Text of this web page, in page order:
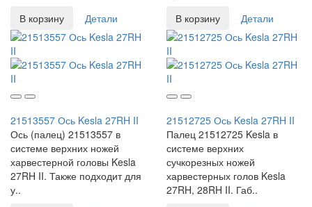
В корзину
Детали
В корзину
Детали
21513557 Ось Kesla 27RH II
Ось (палец) 21513557 в
системе верхних ножей
харвестерной головы Kesla
27RH II. Также подходит для
у..
21512725 Ось Kesla 27RH II
Палец 21512725 Kesla в
системе верхних
сучкорезных ножей
харвестерных голов Kesla
27RH, 28RH II. Габ..